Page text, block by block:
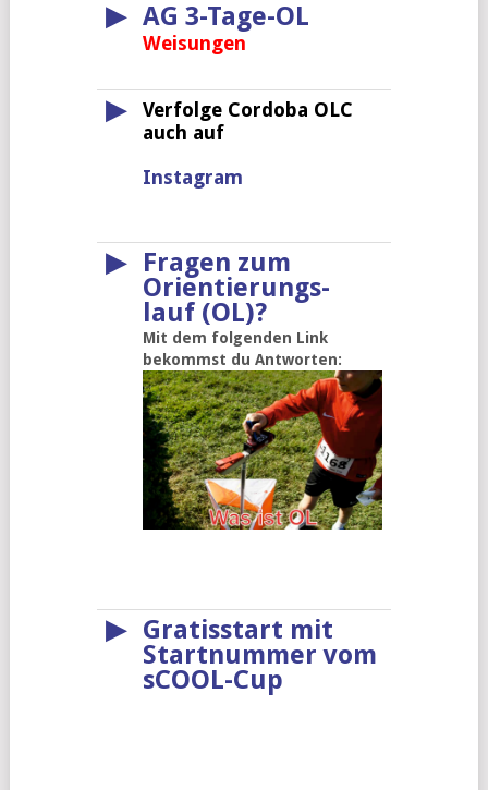
▶ AG 3-Tage-OL
Weisungen
▶
Verfolge Cordoba OLC
auch auf
Instagram
▶
Fragen zum
Orientierungs-
lauf (OL)?
Mit dem folgenden Link
bekommst du Antworten:
▶
Gratisstart mit
Startnummer vom
sCOOL-Cup